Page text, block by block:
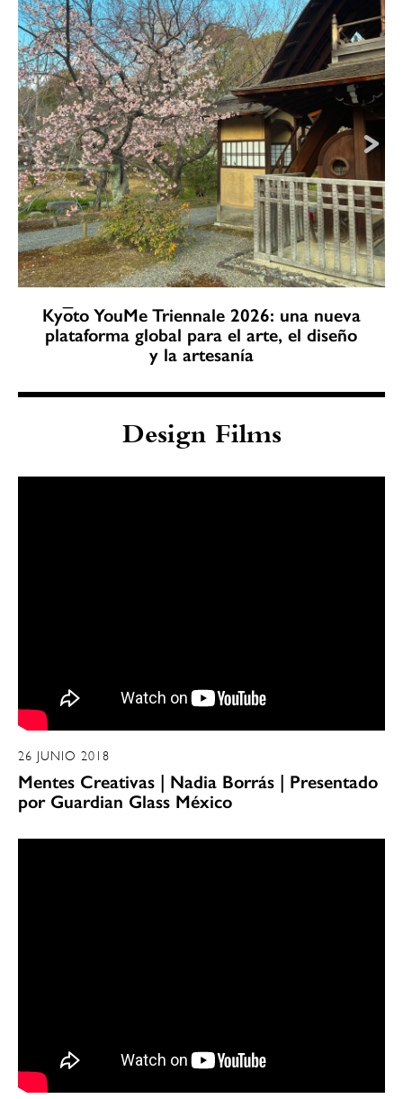
Kyōto YouMe Triennale 2026: una nueva
plataforma global para el arte, el diseño
y la artesanía
Design Films
26 JUNIO 2018
Mentes Creativas | Nadia Borrás | Presentado
por Guardian Glass México